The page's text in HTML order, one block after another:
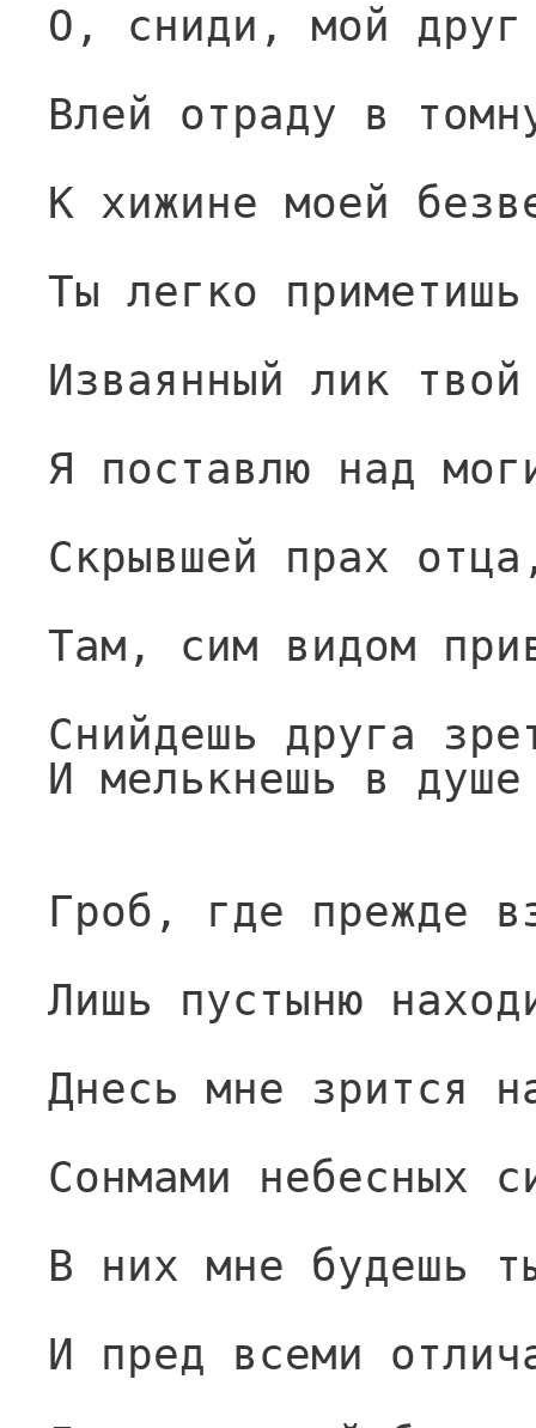
О, сниди, мой друг
Влей отраду в
К хижине моей
Ты легко
Изваянный лик
Я поставлю над
Скрывшей прах
Там, сим видом
Снийдешь друга
И мелькнешь в
Гроб, где прежде
Лишь пустыню
Днесь мне зрится
Сонмами небесных
В них мне будешь
И пред всеми